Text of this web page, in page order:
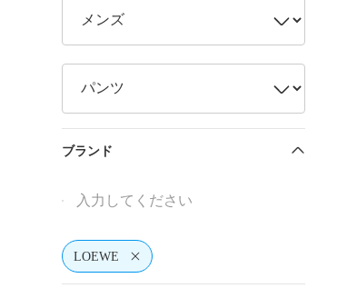
ブランド
LOEWE